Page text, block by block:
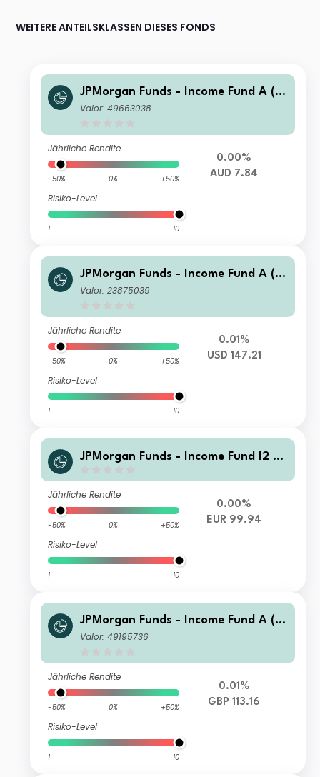
WEITERE ANTEILSKLASSEN DIESES FONDS
JPMorgan Funds - Income Fund A (m
th) AUD (hedged)
Valor: 49663038
Jährliche Rendite
-50% 0% +50%
Risiko-Level
1 10
0.00%
AUD 7.84
JPMorgan Funds - Income Fund A (a
cc) USD
Valor: 23875039
Jährliche Rendite
-50% 0% +50%
Risiko-Level
1 10
0.01%
USD 147.21
JPMorgan Funds - Income Fund I2 (di
Jährliche Rendite
-50% 0% +50%
Risiko-Level
1 10
0.00%
EUR 99.94
JPMorgan Funds - Income Fund A (a
cc) GBP (hedged)
Valor: 49195736
Jährliche Rendite
-50% 0% +50%
Risiko-Level
1 10
0.01%
GBP 113.16